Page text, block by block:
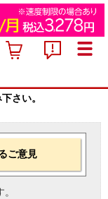
さい。
ご意見